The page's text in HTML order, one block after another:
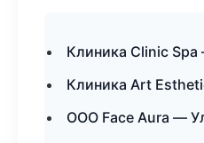
Клиника Clinic
Клиника Art
ООО Face Aura —